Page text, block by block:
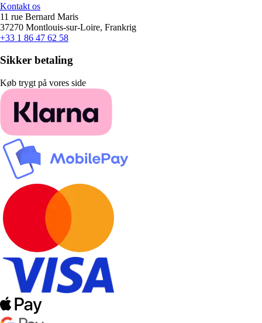
Kontakt os
11 rue Bernard Maris
37270 Montlouis-sur-Loire, Frankrig
+33 1 86 47 62 58
Sikker betaling
Køb trygt på vores side